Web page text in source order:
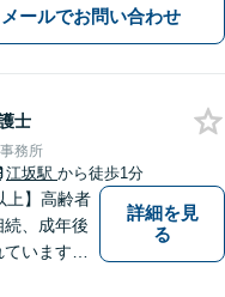
ラス利用可】【WEB面談
メールでお問い合わせ
士
務所
江坂駅 から徒歩1分
上】高齢者
続、成年後
います。
詳細を見
る